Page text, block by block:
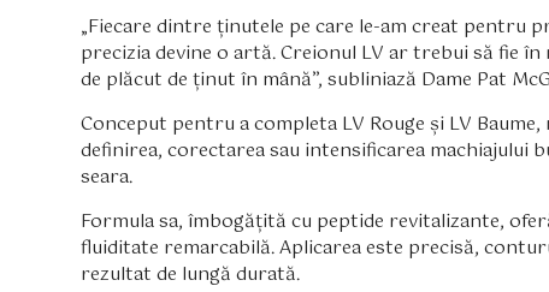
„Fiecare dintre ținutele pe care le-am creat pentru
precizia devine o artă. Creionul LV ar trebui să fie
de plăcut de ținut în mână”, subliniază Dame Pat
Conceput pentru a completa LV Rouge și LV
definirea, corectarea sau intensificarea machiajului
seara.
Formula sa, îmbogățită cu peptide revitalizante,
fluiditate remarcabilă. Aplicarea este precisă,
rezultat de lungă durată.